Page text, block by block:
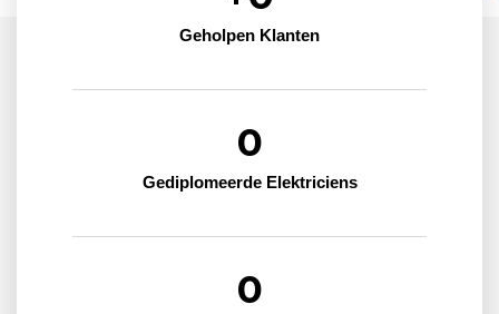
Geholpen Klanten
Gediplomeerde Elektriciens
0
0